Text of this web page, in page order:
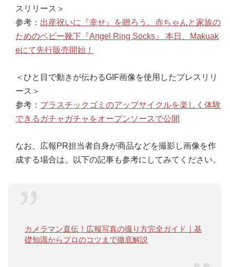
スリリース＞
参考： 出産祝いに『幸せ』を贈ろう。赤ちゃんと家族の
ためのベビー靴下『Angel Ring Socks』 本日、Makuak
eにて先行販売開始！
＜ひと目で動きが伝わるGIF画像を使用したプレスリリ
ース＞
参考： プラスチックゴミのアップサイクルを楽しく体験
できるガチャガチャをオープンソースで公開
なお、広報PR担当者自身が商品などを撮影し画像を作
成する場合は、以下の記事も参考にしてみてください。
カメラマン直伝！広報写真の撮り方完全ガイド｜基
礎知識からプロのコツまで徹底解説